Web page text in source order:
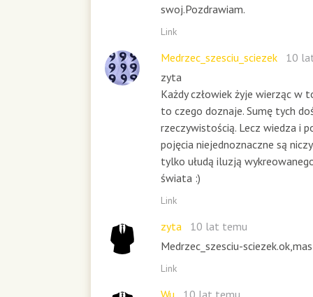
swoj.Pozdrawiam.
Link
Medrzec_szesciu_sciezek
10
zyta
Każdy człowiek żyje wierząc w
to czego doznaje. Sumę tych
rzeczywistością. Lecz wiedza i
pojęcia niejednoznaczne są
tylko ułudą iluzją
świata :)
Link
zyta
10 lat temu
Medrzec_szesciu-
Link
Wu
10 lat temu